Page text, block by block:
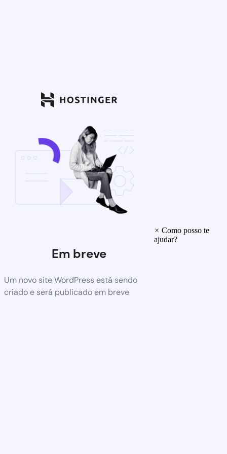
Em breve
Um novo site WordPress está sendo
criado e será publicado em breve
× Como posso te
ajudar?